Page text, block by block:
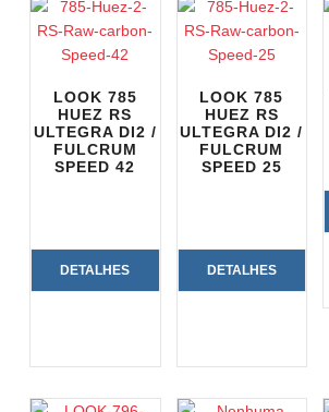
LOOK 785
HUEZ RS
ULTEGRA DI2 /
FULCRUM
SPEED 42
DETALHES
LOOK 785
HUEZ RS
ULTEGRA DI2 /
FULCRUM
SPEED 25
DETALHES